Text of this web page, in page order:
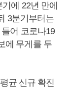
에 22년 만에
3분기부터는
어 코로나19
에 무게를 두
균 신규 확진